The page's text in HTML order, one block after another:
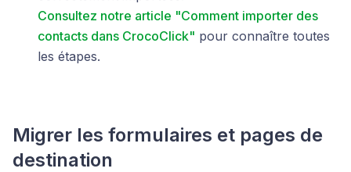
Consultez notre article "Comment importer des
contacts dans CrocoClick" pour connaître toutes
les étapes.
Migrer les formulaires et pages de
destination